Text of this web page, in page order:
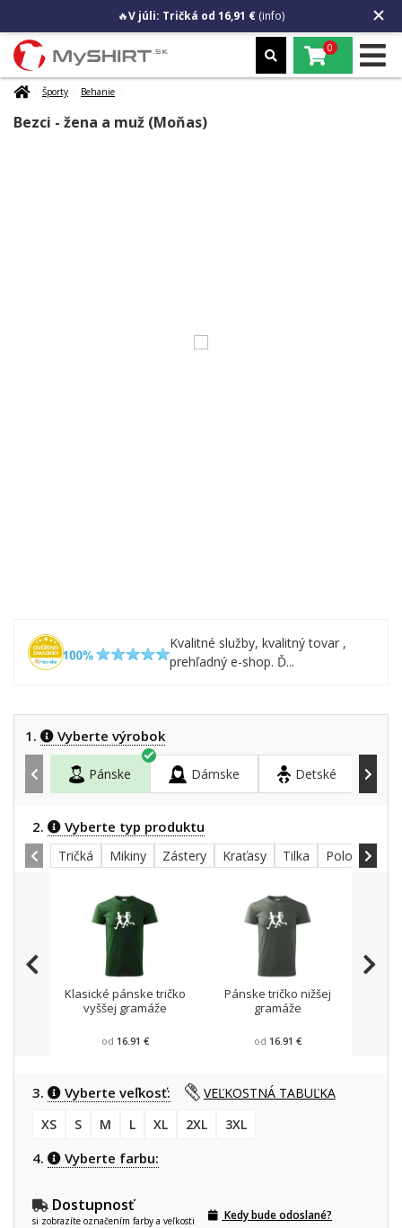
🔥V júli: Tričká od 16,91 € (info)
0
Športy Behanie
Bezci - žena a muž (Moňas)
Kvalitné služby, kvalitný tovar ,
prehľadný e-shop. Ď...
1. Vyberte výrobok
Pánske Dámske Detské
2. Vyberte typ produktu
Tričká Mikiny Zástery Kraťasy Tilka Polokošele
Klasické pánske tričko
vyššej gramáže
od 16.91 €
Pánske tričko nižšej
gramáže
od 16.91 €
3. Vyberte veľkosť:
VEĽKOSTNÁ TABUĽKA
XS
S M L XL 2XL 3XL
4. Vyberte farbu:
Dostupnosť
si zobrazíte označením farby a veľkosti Kedy bude odoslané?